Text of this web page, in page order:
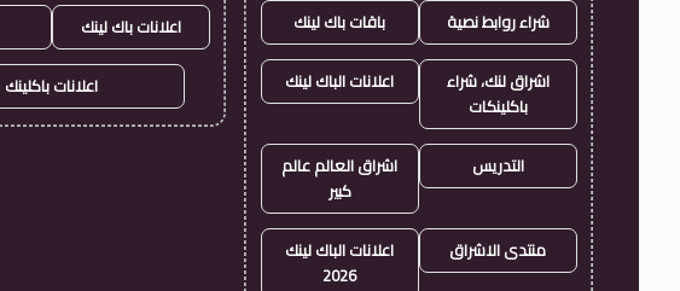
شراء روابط نصية باقات باك لينك
اشراق لنك، شراء
باكلينكات
اعلانات الباك لينك
التدريس
اشراق العالم عالم
كبير
منتدى الاشراق
اعلانات الباك لينك
2026
اعلانات باك لينك
اعلانات باكلينك